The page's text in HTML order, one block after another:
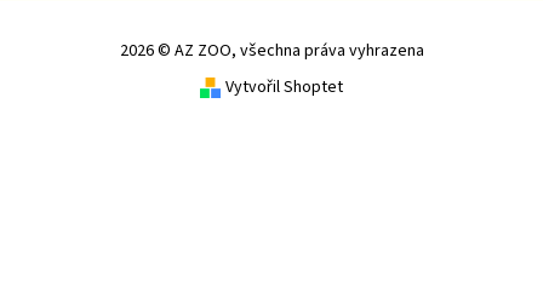
2026 © AZ ZOO, všechna práva vyhrazena
Vytvořil Shoptet